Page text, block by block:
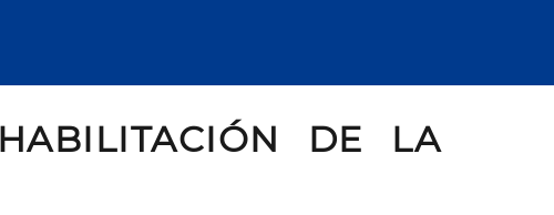
DE LA